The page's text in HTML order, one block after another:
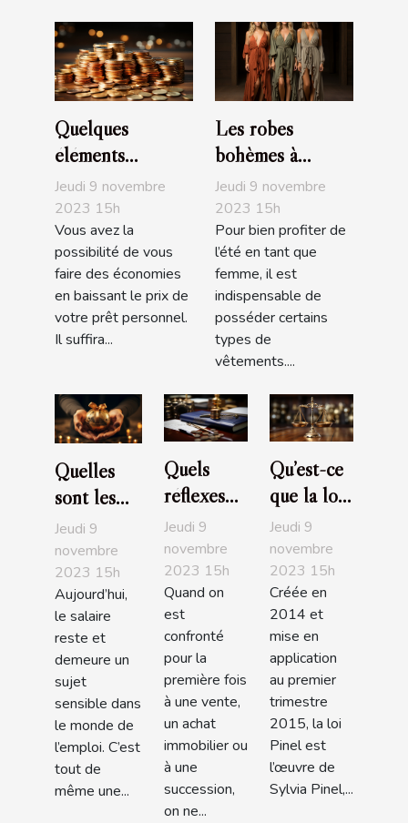
Quelques
éléments
nécessaires pour
baisser le prix de
son prêt
personnel
Jeudi 9 novembre
2023 15h
Vous avez la
possibilité de vous
faire des économies
en baissant le prix de
votre prêt personnel.
Il suffira...
Les robes
bohèmes à
acheter
obligatoirement
pour l’été
Jeudi 9 novembre
2023 15h
Pour bien profiter de
l’été en tant que
femme, il est
indispensable de
posséder certains
types de
vêtements....
Quelles
sont les
entreprises
les plus
généreuses
en France
en 2019?
Jeudi 9
novembre
2023 15h
Aujourd’hui,
le salaire
reste et
demeure un
sujet
sensible dans
le monde de
l’emploi. C’est
tout de
même une...
Quels
réflexes
avoir
quand on
est à la
recherche
d’un bon
notaire ?
Jeudi 9
novembre
2023 15h
Quand on
est
confronté
pour la
première fois
à une vente,
un achat
immobilier ou
à une
succession,
on ne...
Qu’est-ce
que la loi
Pinel ?
L'essentiel
à savoir
Jeudi 9
novembre
2023 15h
Créée en
2014 et
mise en
application
au premier
trimestre
2015, la loi
Pinel est
l’œuvre de
Sylvia Pinel,...